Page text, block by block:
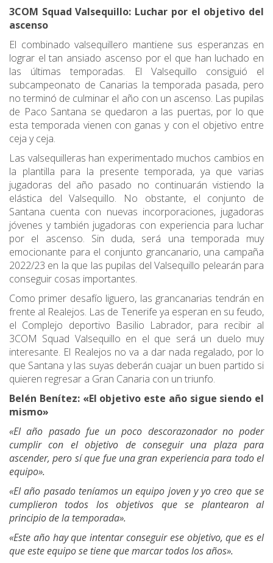
3COM Squad Valsequillo: Luchar por el objetivo del
ascenso
El combinado valsequillero mantiene sus esperanzas en
lograr el tan ansiado ascenso por el que han luchado en
las últimas temporadas. El Valsequillo consiguió el
subcampeonato de Canarias la temporada pasada, pero
no terminó de culminar el año con un ascenso. Las pupilas
de Paco Santana se quedaron a las puertas, por lo que
esta temporada vienen con ganas y con el objetivo entre
ceja y ceja.
Las valsequilleras han experimentado muchos cambios en
la plantilla para la presente temporada, ya que varias
jugadoras del año pasado no continuarán vistiendo la
elástica del Valsequillo. No obstante, el conjunto de
Santana cuenta con nuevas incorporaciones, jugadoras
jóvenes y también jugadoras con experiencia para luchar
por el ascenso. Sin duda, será una temporada muy
emocionante para el conjunto grancanario, una campaña
2022/23 en la que las pupilas del Valsequillo pelearán para
conseguir cosas importantes.
Como primer desafío liguero, las grancanarias tendrán en
frente al Realejos. Las de Tenerife ya esperan en su feudo,
el Complejo deportivo Basilio Labrador, para recibir al
3COM Squad Valsequillo en el que será un duelo muy
interesante. El Realejos no va a dar nada regalado, por lo
que Santana y las suyas deberán cuajar un buen partido si
quieren regresar a Gran Canaria con un triunfo.
Belén Benítez: «El objetivo este año sigue siendo el
mismo»
«El año pasado fue un poco descorazonador no poder
cumplir con el objetivo de conseguir una plaza para
ascender, pero sí que fue una gran experiencia para todo el
equipo».
«El año pasado teníamos un equipo joven y yo creo que se
cumplieron todos los objetivos que se plantearon al
principio de la temporada».
«Este año hay que intentar conseguir ese objetivo, que es el
que este equipo se tiene que marcar todos los años».